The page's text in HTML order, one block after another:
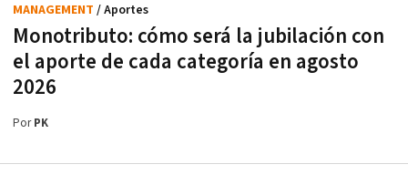
Monotributo: cómo será la jubilación con
el aporte de cada categoría en agosto
2026
MANAGEMENT / Aportes
PorPK